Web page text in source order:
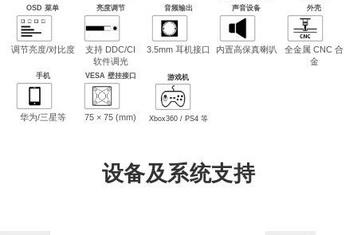
OSD 菜单
调节亮度/对比度
亮度调节
支持 DDC/CI
软件调光
音频输出
3.5mm 耳机接口
声音设备
内置高保真喇叭
外壳
全金属 CNC 合
金
手机
华为/三星等
VESA 壁挂接口
75 × 75 (mm)
游戏机
Xbox360 / PS4 等
设备及系统支持